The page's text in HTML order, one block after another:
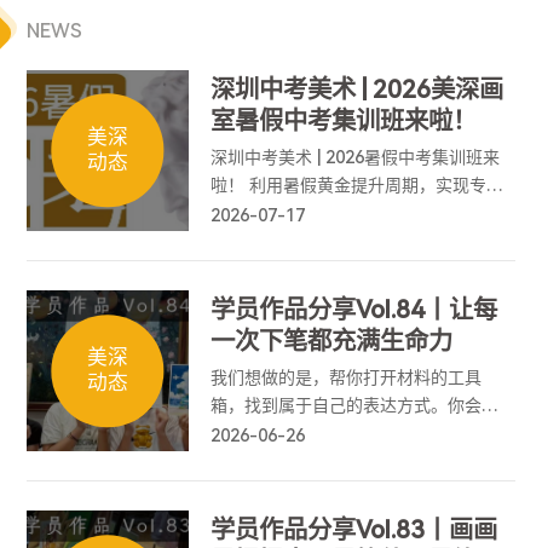
NEWS
美深
动态
深圳中考美术 | 2026美深画
室暑假中考集训班来啦！
深圳中考美术 | 2026暑假中考集训班来
啦！ 利用暑假黄金提升周期，实现专业
能力弯道超车，为中考美术筑牢基础、
2026-07-17
美深
动态
学员作品分享Vol.84丨让每
一次下笔都充满生命力
我们想做的是，帮你打开材料的工具
箱，找到属于自己的表达方式。你会懂
得如何拥抱意外，如何精准控制情绪的
2026-06-26
学员作品分享Vol.83丨画画